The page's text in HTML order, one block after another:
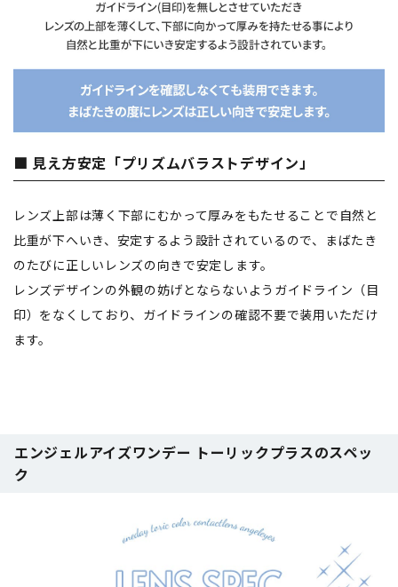
■ 見え方安定「プリズムバラストデザイン」
レンズ上部は薄く下部にむかって厚みをもたせることで自然と
比重が下へいき、安定するよう設計されているので、まばたき
のたびに正しいレンズの向きで安定します。
レンズデザインの外観の妨げとならないようガイドライン（目
印）をなくしており、ガイドラインの確認不要で装用いただけ
ます。
エンジェルアイズワンデー トーリックプラスのスペッ
ク